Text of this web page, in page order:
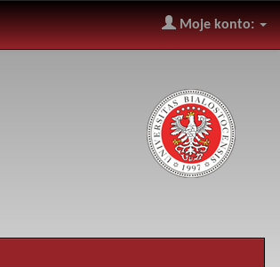
Moje konto: